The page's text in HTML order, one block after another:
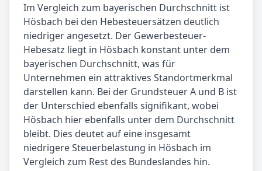
Im Vergleich zum bayerischen Durchschnitt ist
Hösbach bei den Hebesteuersätzen deutlich
niedriger angesetzt. Der Gewerbesteuer-
Hebesatz liegt in Hösbach konstant unter dem
bayerischen Durchschnitt, was für
Unternehmen ein attraktives Standortmerkmal
darstellen kann. Bei der Grundsteuer A und B ist
der Unterschied ebenfalls signifikant, wobei
Hösbach hier ebenfalls unter dem Durchschnitt
bleibt. Dies deutet auf eine insgesamt
niedrigere Steuerbelastung in Hösbach im
Vergleich zum Rest des Bundeslandes hin.